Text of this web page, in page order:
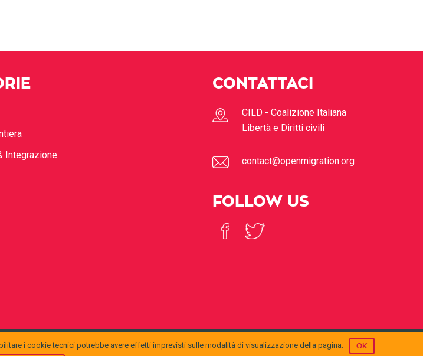
Integrazione
CONTATTACI
CILD - Coalizione Italiana
Libertà e Diritti civili
contact@openmigration.org
FOLLOW US
Open Migration
i cookie tecnici potrebbe avere effetti imprevisti sulle modalità di visualizzazione della pagina. OK